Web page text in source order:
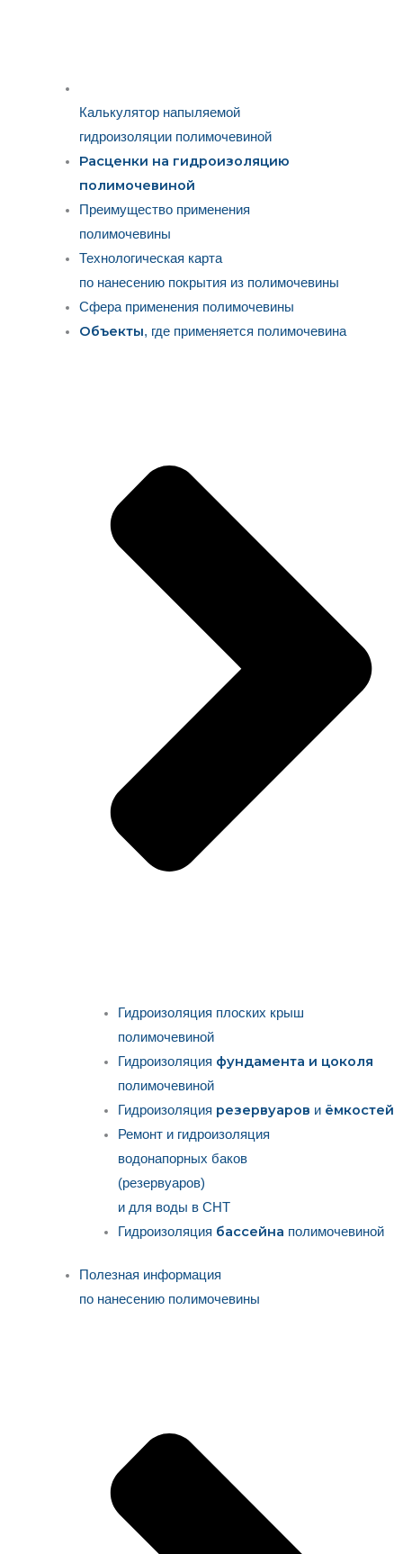
Калькулятор напыляемой
гидроизоляции полимочевиной
Расценки на гидроизоляцию
полимочевиной
Преимущество применения
полимочевины
Технологическая карта
по нанесению покрытия из полимочевины
Сфера применения полимочевины
Объекты, где применяется полимочевина
Гидроизоляция плоских крыш
полимочевиной
Гидроизоляция фундамента и цоколя
полимочевиной
Гидроизоляция резервуаров и ёмкостей
Ремонт и гидроизоляция
водонапорных баков
(резервуаров)
и для воды в СНТ
Гидроизоляция бассейна полимочевиной
Полезная информация
по нанесению полимочевины